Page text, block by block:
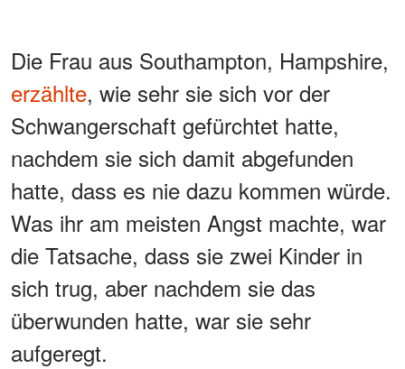
Die Frau aus Southampton, Hampshire,
erzählte, wie sehr sie sich vor der
Schwangerschaft gefürchtet hatte,
nachdem sie sich damit abgefunden
hatte, dass es nie dazu kommen würde.
Was ihr am meisten Angst machte, war
die Tatsache, dass sie zwei Kinder in
sich trug, aber nachdem sie das
überwunden hatte, war sie sehr
aufgeregt.